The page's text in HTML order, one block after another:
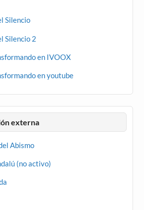
Silencio
Silencio 2
en IVOOX
en youtube
externa
Abismo
(no activo)